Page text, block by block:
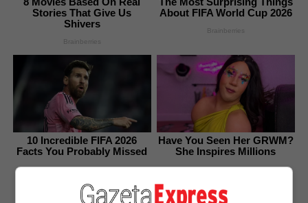
Stories That Give Us
Shivers
Brainberries
About FIFA World Cup 2026
Brainberries
10 Incredible FIFA 2026
Facts You Probably Missed
Brainberries
Have You Seen Her GRWM?
She Inspires Millions
Brainberries